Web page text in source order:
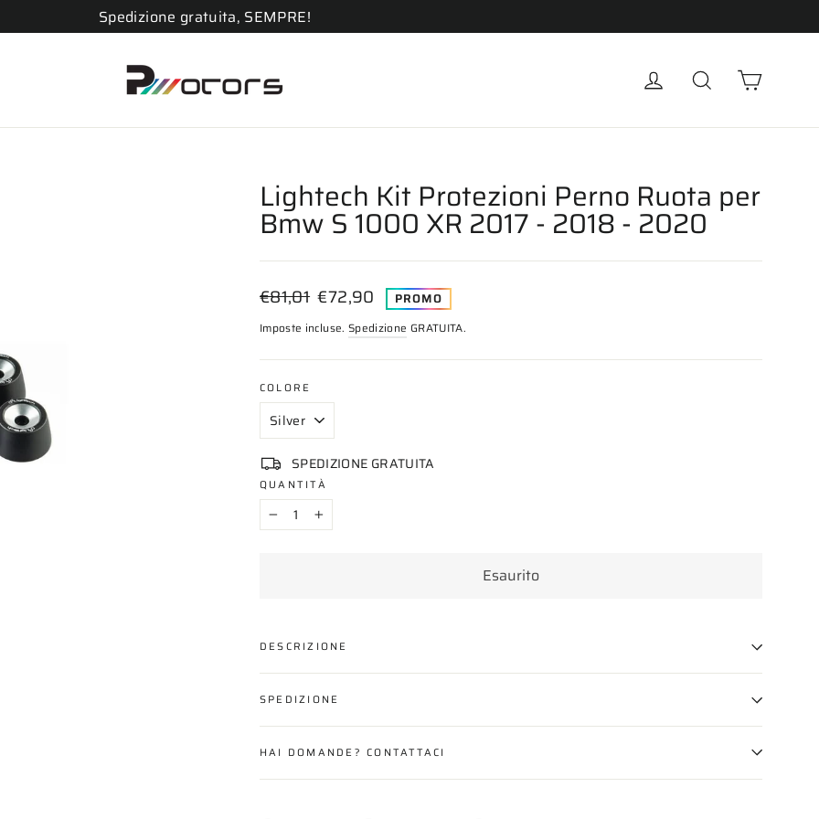
Spedizione gratuita, SEMPRE!
Accedi Cerca
Lightech Kit Protezioni Perno Ruota per
Bmw S 1000 XR 2017 - 2018 - 2020
Prezzo
listino
€81,01 Prezzo
€72,90 PROMO
Imposte incluse. Spedizione GRATUITA.
COLORE
SPEDIZIONE GRATUITA
QUANTITÀ
− +
Esaurito
DESCRIZIONE
SPEDIZIONE
HAI DOMANDE? CONTATTACI